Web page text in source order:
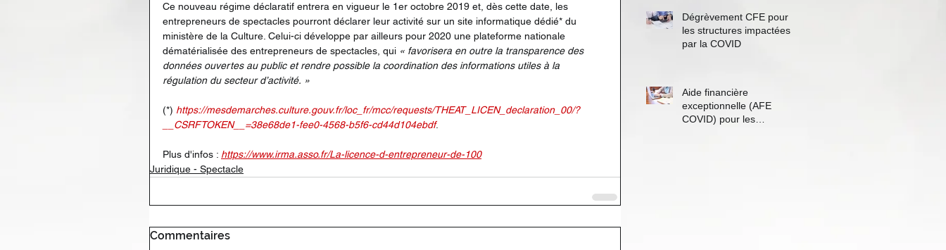
Ce nouveau régime déclaratif entrera en vigueur le 1er octobre 2019 et, dès cette date, les
entrepreneurs de spectacles pourront déclarer leur activité sur un site informatique dédié* du
ministère de la Culture. Celui-ci développe par ailleurs pour 2020 une plateforme nationale
dématérialisée des entrepreneurs de spectacles, qui « favorisera en outre la transparence des
données ouvertes au public et rendre possible la coordination des informations utiles à la
régulation du secteur d’activité. »
(*) https://mesdemarches.culture.gouv.fr/loc_fr/mcc/requests/THEAT_LICEN_declaration_00/?
__CSRFTOKEN__=38e68de1-fee0-4568-b5f6-cd44d104ebdf.
Plus d'infos : https://www.irma.asso.fr/La-licence-d-entrepreneur-de-100
Juridique - Spectacle
Commentaires
Dégrèvement CFE pour
les structures impactées
par la COVID
Aide financière
exceptionnelle (AFE
COVID) pour les